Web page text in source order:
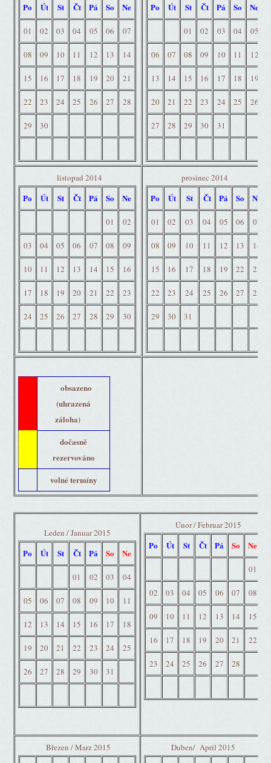
Po Út St Čt Pá So Ne
01 02 03 04 05 06 07
08 09 10 11 12 13 14
15 16 17 18 19 20 21
22 23 24 25 26 27 28
29 30
Po Út St Čt Pá So Ne
01 02 03 04 05
06 07 08 09 10 11 12
13 14 15 16 17 18 19
20 21 22 23 24 25 26
27 28 29 30 31
listopad 2014
Po Út St Čt Pá So Ne
01 02
03 04 05 06 07 08 09
10 11 12 13 14 15 16
17 18 19 20 21 22 23
24 25 26 27 28 29 30
prosinec 2014
Po Út St Čt Pá So Ne
01 02 03 04 05 06 07
08 09 10 11 12 13 14
15 16 17 18 19 22 21
22 23 24 25 26 27 28
29 30 31
obsazeno
(uhrazená
záloha)
dočasně
rezervováno
volné termíny
Leden / Januar 2015
Po Út St Čt Pá So Ne
01 02 03 04
05 06 07 08 09 10 11
12 13 14 15 16 17 18
19 20 21 22 23 24 25
26 27 28 29 30 31
Únor / Februar 2015
Po Út St Čt Pá So Ne
01
02 03 04 05 06 07 08
09 10 11 12 13 14 15
16 17 18 19 20 21 22
23 24 25 26 27 28
Březen / Marz 2015 Duben/ April 2015